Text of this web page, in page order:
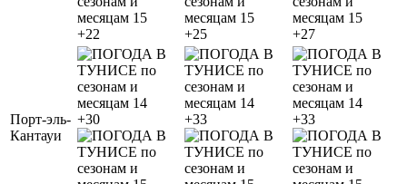
+22 +25 +27
Порт-эль-
Кантауи
+30 +33 +33